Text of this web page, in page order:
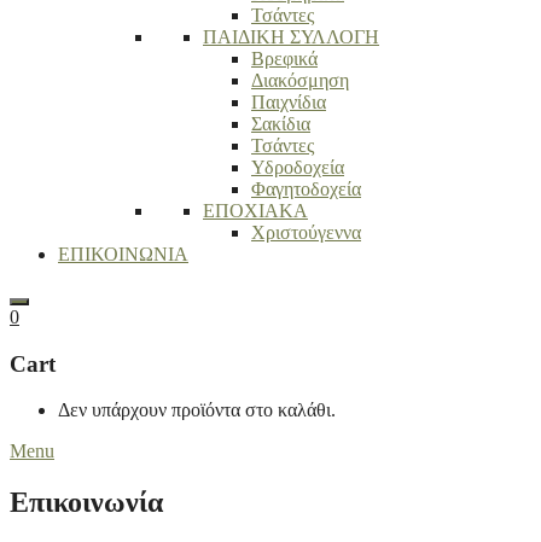
Τσάντες
ΠΑΙΔΙΚΗ ΣΥΛΛΟΓΗ
Βρεφικά
Διακόσμηση
Παιχνίδια
Σακίδια
Τσάντες
Υδροδοχεία
Φαγητοδοχεία
ΕΠΟΧΙΑΚΑ
Χριστούγεννα
ΕΠΙΚΟΙΝΩΝΙΑ
Search
0
Cart
Δεν υπάρχουν προϊόντα στο καλάθι.
Menu
Επικοινωνία